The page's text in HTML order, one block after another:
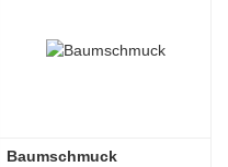
Baumschmuck